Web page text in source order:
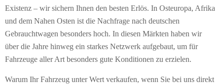
Existenz – wir sichern Ihnen den besten Erlös. In Osteuropa, Afrika
und dem Nahen Osten ist die Nachfrage nach deutschen
Gebrauchtwagen besonders hoch. In diesen Märkten haben wir
über die Jahre hinweg ein starkes Netzwerk aufgebaut, um für
Fahrzeuge aller Art besonders gute Konditionen zu erzielen.
Warum Ihr Fahrzeug unter Wert verkaufen, wenn Sie bei uns direkt